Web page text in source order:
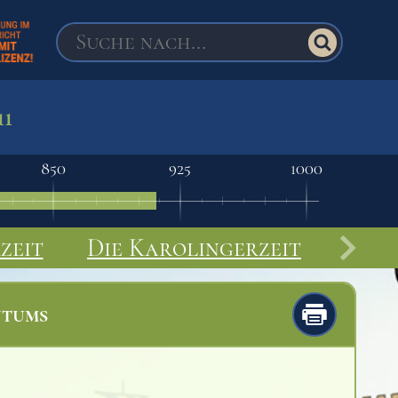
850 925 1000
Die Karolingerzeit